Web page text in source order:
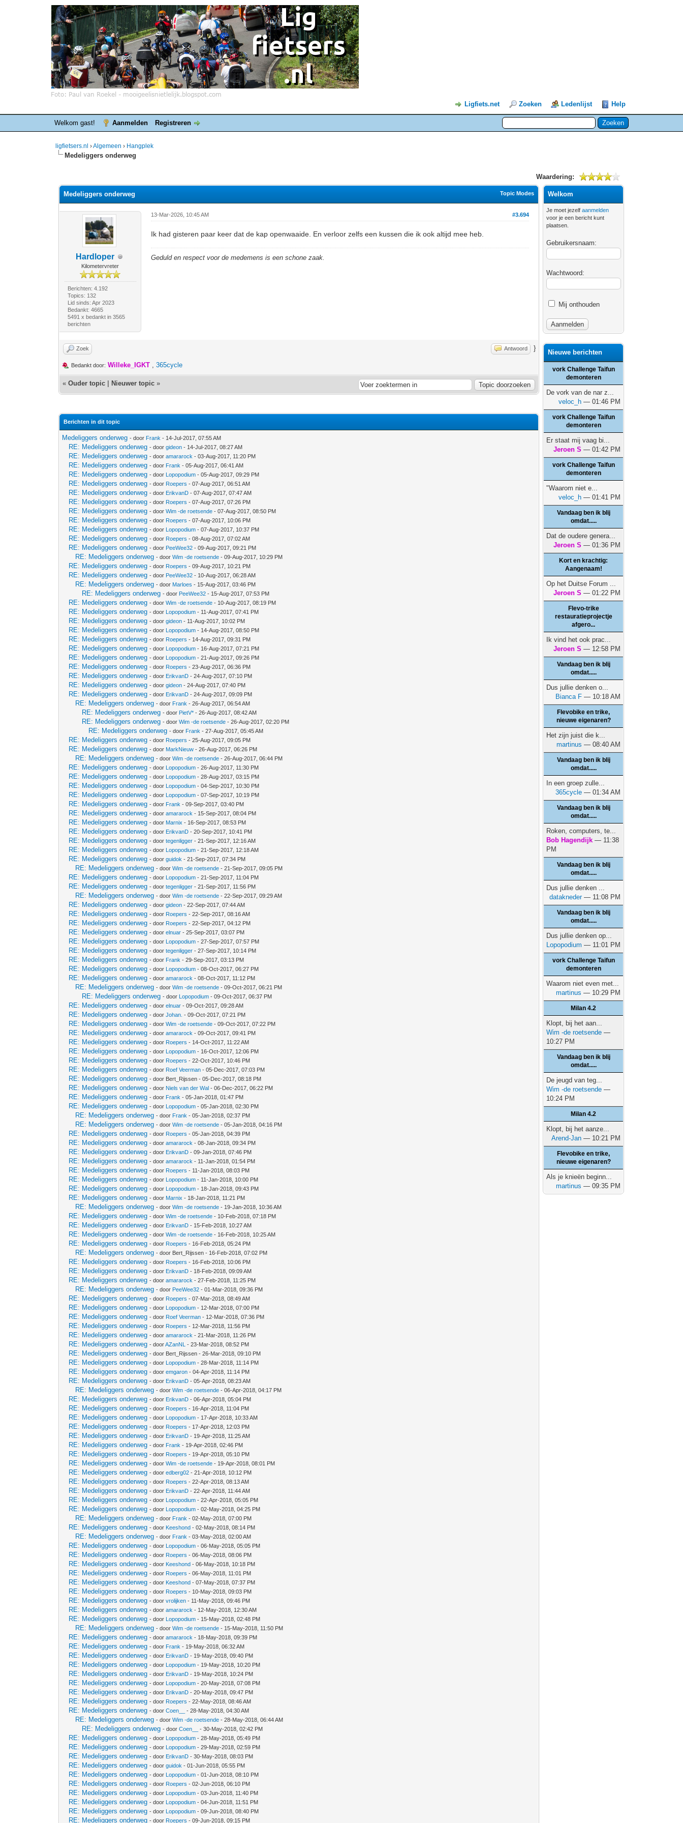
Ligfiets.net Zoeken Ledenlijst Help
Welkom gast! Aanmelden Registreren
ligfietsers.nl ›Algemeen › Hangplek
Medeliggers onderweg
Waardering:
Topic Modes
Medeliggers onderweg
Hardloper
Kilometervreter
Berichten: 4.192
Topics: 132
Lid sinds: Apr 2023
Bedankt: 4665
5491 x bedankt in 3565
berichten
#3.694
13-Mar-2026, 10:45 AM
Ik had gisteren paar keer dat de kap openwaaide. En verloor zelfs een kussen die ik ook altijd mee heb.
Geduld en respect voor de medemens is een schone zaak.
Zoek Antwoord }
Bedankt door: Willeke_IGKT ,365cycle
«Ouder topic Nieuwer topic »
Berichten in dit topic
Medeliggers onderweg - door Frank - 14-Jul-2017, 07:55 AM
RE: Medeliggers onderweg - doorgideon - 14-Jul-2017, 08:27 AM
RE: Medeliggers onderweg - dooramararock - 03-Aug-2017, 11:20 PM
RE: Medeliggers onderweg - door Frank - 05-Aug-2017, 06:41 AM
RE: Medeliggers onderweg - door Lopopodium - 05-Aug-2017, 09:29 PM
RE: Medeliggers onderweg - door Roepers - 07-Aug-2017, 06:51 AM
RE: Medeliggers onderweg - door ErikvanD - 07-Aug-2017, 07:47 AM
RE: Medeliggers onderweg - door Roepers - 07-Aug-2017, 07:26 PM
RE: Medeliggers onderweg - doorWim -de roetsende - 07-Aug-2017, 08:50 PM
RE: Medeliggers onderweg - door Roepers - 07-Aug-2017, 10:06 PM
RE: Medeliggers onderweg - door Lopopodium - 07-Aug-2017, 10:37 PM
RE: Medeliggers onderweg - door Roepers - 08-Aug-2017, 07:02 AM
RE: Medeliggers onderweg - door PeeWee32 - 09-Aug-2017, 09:21 PM
RE: Medeliggers onderweg - doorWim -de roetsende - 09-Aug-2017, 10:29 PM
RE: Medeliggers onderweg - door Roepers - 09-Aug-2017, 10:21 PM
RE: Medeliggers onderweg - door PeeWee32 - 10-Aug-2017, 06:28 AM
RE: Medeliggers onderweg - door Marloes - 15-Aug-2017, 03:46 PM
RE: Medeliggers onderweg - door PeeWee32 - 15-Aug-2017, 07:53 PM
RE: Medeliggers onderweg - doorWim -de roetsende - 10-Aug-2017, 08:19 PM
RE: Medeliggers onderweg - door Lopopodium - 11-Aug-2017, 07:41 PM
RE: Medeliggers onderweg - doorgideon - 11-Aug-2017, 10:02 PM
RE: Medeliggers onderweg - door Lopopodium - 14-Aug-2017, 08:50 PM
RE: Medeliggers onderweg - door Roepers - 14-Aug-2017, 09:31 PM
RE: Medeliggers onderweg - door Lopopodium - 16-Aug-2017, 07:21 PM
RE: Medeliggers onderweg - door Lopopodium - 21-Aug-2017, 09:26 PM
RE: Medeliggers onderweg - door Roepers - 23-Aug-2017, 06:36 PM
RE: Medeliggers onderweg - door ErikvanD - 24-Aug-2017, 07:10 PM
RE: Medeliggers onderweg - doorgideon - 24-Aug-2017, 07:40 PM
RE: Medeliggers onderweg - door ErikvanD - 24-Aug-2017, 09:09 PM
RE: Medeliggers onderweg - door Frank - 26-Aug-2017, 06:54 AM
RE: Medeliggers onderweg - door PietV* - 26-Aug-2017, 08:42 AM
RE: Medeliggers onderweg - doorWim -de roetsende - 26-Aug-2017, 02:20 PM
RE: Medeliggers onderweg - door Frank - 27-Aug-2017, 05:45 AM
RE: Medeliggers onderweg - door Roepers - 25-Aug-2017, 09:05 PM
RE: Medeliggers onderweg - door MarkNieuw - 26-Aug-2017, 06:26 PM
RE: Medeliggers onderweg - doorWim -de roetsende - 26-Aug-2017, 06:44 PM
RE: Medeliggers onderweg - door Lopopodium - 26-Aug-2017, 11:30 PM
RE: Medeliggers onderweg - door Lopopodium - 28-Aug-2017, 03:15 PM
RE: Medeliggers onderweg - door Lopopodium - 04-Sep-2017, 10:30 PM
RE: Medeliggers onderweg - door Lopopodium - 07-Sep-2017, 10:19 PM
RE: Medeliggers onderweg - door Frank - 09-Sep-2017, 03:40 PM
RE: Medeliggers onderweg - dooramararock - 15-Sep-2017, 08:04 PM
RE: Medeliggers onderweg - door Marnix - 16-Sep-2017, 08:53 PM
RE: Medeliggers onderweg - door ErikvanD - 20-Sep-2017, 10:41 PM
RE: Medeliggers onderweg - doortegenligger - 21-Sep-2017, 12:16 AM
RE: Medeliggers onderweg - door Lopopodium - 21-Sep-2017, 12:18 AM
RE: Medeliggers onderweg - doorguidok - 21-Sep-2017, 07:34 PM
RE: Medeliggers onderweg - doorWim -de roetsende - 21-Sep-2017, 09:05 PM
RE: Medeliggers onderweg - door Lopopodium - 21-Sep-2017, 11:04 PM
RE: Medeliggers onderweg - doortegenligger - 21-Sep-2017, 11:56 PM
RE: Medeliggers onderweg - doorWim -de roetsende - 22-Sep-2017, 09:29 AM
RE: Medeliggers onderweg - doorgideon - 22-Sep-2017, 07:44 AM
RE: Medeliggers onderweg - door Roepers - 22-Sep-2017, 08:16 AM
RE: Medeliggers onderweg - door Roepers - 22-Sep-2017, 04:12 PM
RE: Medeliggers onderweg - doorelnuar - 25-Sep-2017, 03:07 PM
RE: Medeliggers onderweg - door Lopopodium - 27-Sep-2017, 07:57 PM
RE: Medeliggers onderweg - doortegenligger - 27-Sep-2017, 10:14 PM
RE: Medeliggers onderweg - door Frank - 29-Sep-2017, 03:13 PM
RE: Medeliggers onderweg - door Lopopodium - 08-Oct-2017, 06:27 PM
RE: Medeliggers onderweg - dooramararock - 08-Oct-2017, 11:12 PM
RE: Medeliggers onderweg - doorWim -de roetsende - 09-Oct-2017, 06:21 PM
RE: Medeliggers onderweg - door Lopopodium - 09-Oct-2017, 06:37 PM
RE: Medeliggers onderweg - doorelnuar - 09-Oct-2017, 09:28 AM
RE: Medeliggers onderweg - doorJohan. - 09-Oct-2017, 07:21 PM
RE: Medeliggers onderweg - doorWim -de roetsende - 09-Oct-2017, 07:22 PM
RE: Medeliggers onderweg - dooramararock - 09-Oct-2017, 09:41 PM
RE: Medeliggers onderweg - door Roepers - 14-Oct-2017, 11:22 AM
RE: Medeliggers onderweg - door Lopopodium - 16-Oct-2017, 12:06 PM
RE: Medeliggers onderweg - door Roepers - 22-Oct-2017, 10:46 PM
RE: Medeliggers onderweg - door Roef Veerman - 05-Dec-2017, 07:03 PM
RE: Medeliggers onderweg - door Bert_Rijssen - 05-Dec-2017, 08:18 PM
RE: Medeliggers onderweg - door Niels van der Wal - 06-Dec-2017, 06:22 PM
RE: Medeliggers onderweg - door Frank - 05-Jan-2018, 01:47 PM
RE: Medeliggers onderweg - door Lopopodium - 05-Jan-2018, 02:30 PM
RE: Medeliggers onderweg - door Frank - 05-Jan-2018, 02:37 PM
RE: Medeliggers onderweg - doorWim -de roetsende - 05-Jan-2018, 04:16 PM
RE: Medeliggers onderweg - door Roepers - 05-Jan-2018, 04:39 PM
RE: Medeliggers onderweg - dooramararock - 08-Jan-2018, 09:34 PM
RE: Medeliggers onderweg - door ErikvanD - 09-Jan-2018, 07:46 PM
RE: Medeliggers onderweg - dooramararock - 11-Jan-2018, 01:54 PM
RE: Medeliggers onderweg - door Roepers - 11-Jan-2018, 08:03 PM
RE: Medeliggers onderweg - door Lopopodium - 11-Jan-2018, 10:00 PM
RE: Medeliggers onderweg - door Lopopodium - 18-Jan-2018, 09:43 PM
RE: Medeliggers onderweg - door Marnix - 18-Jan-2018, 11:21 PM
RE: Medeliggers onderweg - doorWim -de roetsende - 19-Jan-2018, 10:36 AM
RE: Medeliggers onderweg - doorWim -de roetsende - 10-Feb-2018, 07:18 PM
RE: Medeliggers onderweg - door ErikvanD - 15-Feb-2018, 10:27 AM
RE: Medeliggers onderweg - doorWim -de roetsende - 16-Feb-2018, 10:25 AM
RE: Medeliggers onderweg - door Roepers - 16-Feb-2018, 05:24 PM
RE: Medeliggers onderweg - door Bert_Rijssen - 16-Feb-2018, 07:02 PM
RE: Medeliggers onderweg - door Roepers - 16-Feb-2018, 10:06 PM
RE: Medeliggers onderweg - door ErikvanD - 18-Feb-2018, 09:09 AM
RE: Medeliggers onderweg - dooramararock - 27-Feb-2018, 11:25 PM
RE: Medeliggers onderweg - door PeeWee32 - 01-Mar-2018, 09:36 PM
RE: Medeliggers onderweg - door Roepers - 07-Mar-2018, 08:49 AM
RE: Medeliggers onderweg - door Lopopodium - 12-Mar-2018, 07:00 PM
RE: Medeliggers onderweg - door Roef Veerman - 12-Mar-2018, 07:36 PM
RE: Medeliggers onderweg - door Roepers - 12-Mar-2018, 11:56 PM
RE: Medeliggers onderweg - dooramararock - 21-Mar-2018, 11:26 PM
RE: Medeliggers onderweg - doorAZanNL - 23-Mar-2018, 08:52 PM
RE: Medeliggers onderweg - door Bert_Rijssen - 26-Mar-2018, 09:10 PM
RE: Medeliggers onderweg - door Lopopodium - 28-Mar-2018, 11:14 PM
RE: Medeliggers onderweg - dooremgaron - 04-Apr-2018, 11:14 PM
RE: Medeliggers onderweg - door ErikvanD - 05-Apr-2018, 08:23 AM
RE: Medeliggers onderweg - doorWim -de roetsende - 06-Apr-2018, 04:17 PM
RE: Medeliggers onderweg - door ErikvanD - 06-Apr-2018, 05:04 PM
RE: Medeliggers onderweg - door Roepers - 16-Apr-2018, 11:04 PM
RE: Medeliggers onderweg - door Lopopodium - 17-Apr-2018, 10:33 AM
RE: Medeliggers onderweg - door Roepers - 17-Apr-2018, 12:03 PM
RE: Medeliggers onderweg - door ErikvanD - 19-Apr-2018, 11:25 AM
RE: Medeliggers onderweg - door Frank - 19-Apr-2018, 02:46 PM
RE: Medeliggers onderweg - door Roepers - 19-Apr-2018, 05:10 PM
RE: Medeliggers onderweg - doorWim -de roetsende - 19-Apr-2018, 08:01 PM
RE: Medeliggers onderweg - dooredberg02 - 21-Apr-2018, 10:12 PM
RE: Medeliggers onderweg - door Roepers - 22-Apr-2018, 08:13 AM
RE: Medeliggers onderweg - door ErikvanD - 22-Apr-2018, 11:44 AM
RE: Medeliggers onderweg - door Lopopodium - 22-Apr-2018, 05:05 PM
RE: Medeliggers onderweg - door Lopopodium - 02-May-2018, 04:25 PM
RE: Medeliggers onderweg - door Frank - 02-May-2018, 07:00 PM
RE: Medeliggers onderweg - door Keeshond - 02-May-2018, 08:14 PM
RE: Medeliggers onderweg - door Frank - 03-May-2018, 02:00 AM
RE: Medeliggers onderweg - door Lopopodium - 06-May-2018, 05:05 PM
RE: Medeliggers onderweg - door Roepers - 06-May-2018, 08:06 PM
RE: Medeliggers onderweg - door Keeshond - 06-May-2018, 10:18 PM
RE: Medeliggers onderweg - door Roepers - 06-May-2018, 11:01 PM
RE: Medeliggers onderweg - door Keeshond - 07-May-2018, 07:37 PM
RE: Medeliggers onderweg - door Roepers - 10-May-2018, 09:03 PM
RE: Medeliggers onderweg - doorvrolijken - 11-May-2018, 09:46 PM
RE: Medeliggers onderweg - dooramararock - 12-May-2018, 12:30 AM
RE: Medeliggers onderweg - door Lopopodium - 15-May-2018, 02:48 PM
RE: Medeliggers onderweg - doorWim -de roetsende - 15-May-2018, 11:50 PM
RE: Medeliggers onderweg - dooramararock - 18-May-2018, 09:39 PM
RE: Medeliggers onderweg - door Frank - 19-May-2018, 06:32 AM
RE: Medeliggers onderweg - door ErikvanD - 19-May-2018, 09:40 PM
RE: Medeliggers onderweg - door Lopopodium - 19-May-2018, 10:20 PM
RE: Medeliggers onderweg - door ErikvanD - 19-May-2018, 10:24 PM
RE: Medeliggers onderweg - door Lopopodium - 20-May-2018, 07:08 PM
RE: Medeliggers onderweg - door ErikvanD - 20-May-2018, 09:47 PM
RE: Medeliggers onderweg - door Roepers - 22-May-2018, 08:46 AM
RE: Medeliggers onderweg - doorCoen__ - 28-May-2018, 04:30 AM
RE: Medeliggers onderweg - doorWim -de roetsende - 28-May-2018, 06:44 AM
RE: Medeliggers onderweg - doorCoen__ - 30-May-2018, 02:42 PM
RE: Medeliggers onderweg - door Lopopodium - 28-May-2018, 05:49 PM
RE: Medeliggers onderweg - door Lopopodium - 29-May-2018, 02:59 PM
RE: Medeliggers onderweg - door ErikvanD - 30-May-2018, 08:03 PM
RE: Medeliggers onderweg - doorguidok - 01-Jun-2018, 05:55 PM
RE: Medeliggers onderweg - door Lopopodium - 01-Jun-2018, 08:10 PM
RE: Medeliggers onderweg - door Roepers - 02-Jun-2018, 06:10 PM
RE: Medeliggers onderweg - door Lopopodium - 03-Jun-2018, 11:40 PM
RE: Medeliggers onderweg - door Lopopodium - 04-Jun-2018, 11:51 PM
RE: Medeliggers onderweg - door Lopopodium - 09-Jun-2018, 08:40 PM
RE: Medeliggers onderweg - door Roepers - 09-Jun-2018, 09:15 PM
Welkom
Je moet jezelfaanmelden
voor je een bericht kunt
plaatsen.
Gebruikersnaam:
Wachtwoord:
Mij onthouden
Nieuwe berichten
vork Challenge Taifun
demonteren
De vork van de nar z...
veloc_h — 01:46 PM
vork Challenge Taifun
demonteren
Er staat mij vaag bi...
Jeroen S — 01:42 PM
vork Challenge Taifun
demonteren
"Waarom niet e...
veloc_h — 01:41 PM
Vandaag ben ik blij
omdat.....
Dat de oudere genera...
Jeroen S — 01:36 PM
Kort en krachtig:
Aangenaam!
Op het Duitse Forum ...
Jeroen S — 01:22 PM
Flevo-trike
restauratieprojectje
afgero...
Ik vind het ook prac...
Jeroen S — 12:58 PM
Vandaag ben ik blij
omdat.....
Dus jullie denken o...
Bianca F — 10:18 AM
Flevobike en trike,
nieuwe eigenaren?
Het zijn juist die k...
martinus — 08:40 AM
Vandaag ben ik blij
omdat.....
In een groep zulle...
365cycle — 01:34 AM
Vandaag ben ik blij
omdat.....
Roken, computers, te...
Bob Hagendijk — 11:38
PM
Vandaag ben ik blij
omdat.....
Dus jullie denken ...
datakneder— 11:08 PM
Vandaag ben ik blij
omdat.....
Dus jullie denken op...
Lopopodium — 11:01 PM
vork Challenge Taifun
demonteren
Waarom niet even met...
martinus — 10:29 PM
Milan 4.2
Klopt, bij het aan...
Wim -de roetsende —
10:27 PM
Vandaag ben ik blij
omdat.....
De jeugd van teg...
Wim -de roetsende —
10:24 PM
Milan 4.2
Klopt, bij het aanze...
Arend-Jan — 10:21 PM
Flevobike en trike,
nieuwe eigenaren?
Als je knieën beginn...
martinus — 09:35 PM